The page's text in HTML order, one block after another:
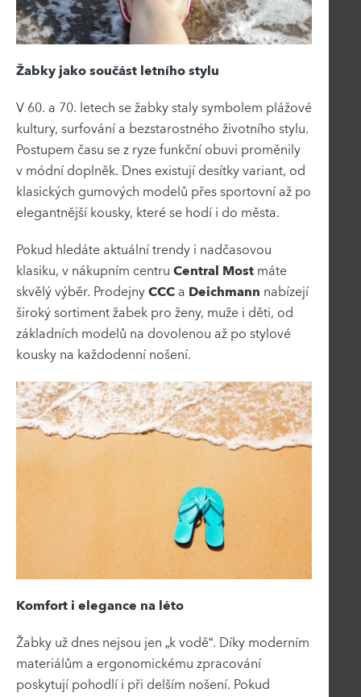
Žabky jako součást letního stylu
V 60. a 70. letech se žabky staly symbolem plážové
kultury, surfování a bezstarostného životního stylu.
Postupem času se z ryze funkční obuvi proměnily
v módní doplněk. Dnes existují desítky variant, od
klasických gumových modelů přes sportovní až po
elegantnější kousky, které se hodí i do města.
Pokud hledáte aktuální trendy i nadčasovou
klasiku, v nákupním centru Central Most máte
skvělý výběr. ProdejnyCCC a Deichmann nabízejí
široký sortiment žabek pro ženy, muže i děti, od
základních modelů na dovolenou až po stylové
kousky na každodenní nošení.
Komfort i elegance na léto
Žabky už dnes nejsou jen „k vodě“. Díky moderním
materiálům a ergonomickému zpracování
poskytují pohodlí i při delším nošení. Pokud